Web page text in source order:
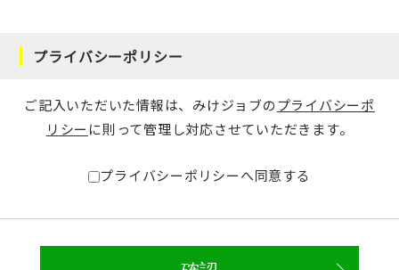
プライバシーポリシー
ご記入いただいた情報は、みけジョブのプライバシーポ
リシー に則って管理し対応させていただきます。
プライバシーポリシーへ同意する